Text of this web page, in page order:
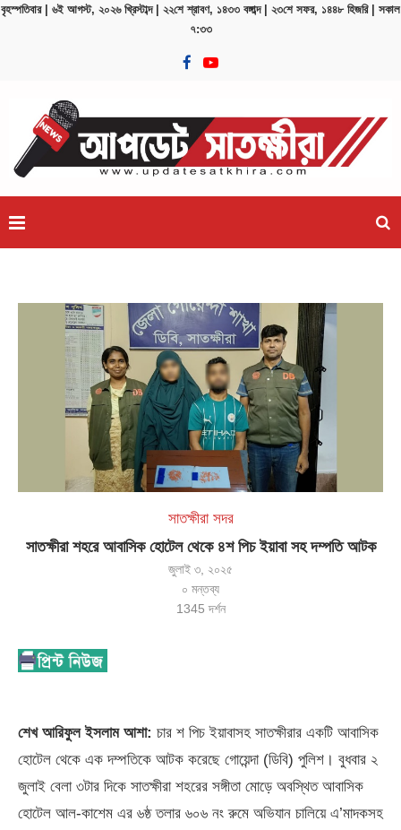
বৃহস্পতিবার | ৬ই আগস্ট, ২০২৬ খ্রিস্টাব্দ | ২২শে শ্রাবণ, ১৪৩৩ বঙ্গাব্দ | ২৩শে সফর, ১৪৪৮ হিজরি | সকাল
৭:৩৩
সাতক্ষীরা সদর
সাতক্ষীরা শহরে আবাসিক হোটেল থেকে ৪শ পিচ ইয়াবা সহ দম্পতি আটক
জুলাই ৩, ২০২৫
০ মন্তব্য
1345 দর্শন
শেখ আরিফুল ইসলাম আশা: চার শ পিচ ইয়াবাসহ সাতক্ষীরার একটি আবাসিক
হোটেল থেকে এক দম্পতিকে আটক করেছে গোয়েন্দা (ডিবি) পুলিশ। বুধবার ২
জুলাই বেলা ৩টার দিকে সাতক্ষীরা শহরের সঙ্গীতা মোড়ে অবস্থিত আবাসিক
হোটেল আল-কাশেম এর ৬ষ্ঠ তলার ৬০৬ নং রুমে অভিযান চালিয়ে এ’মাদকসহ